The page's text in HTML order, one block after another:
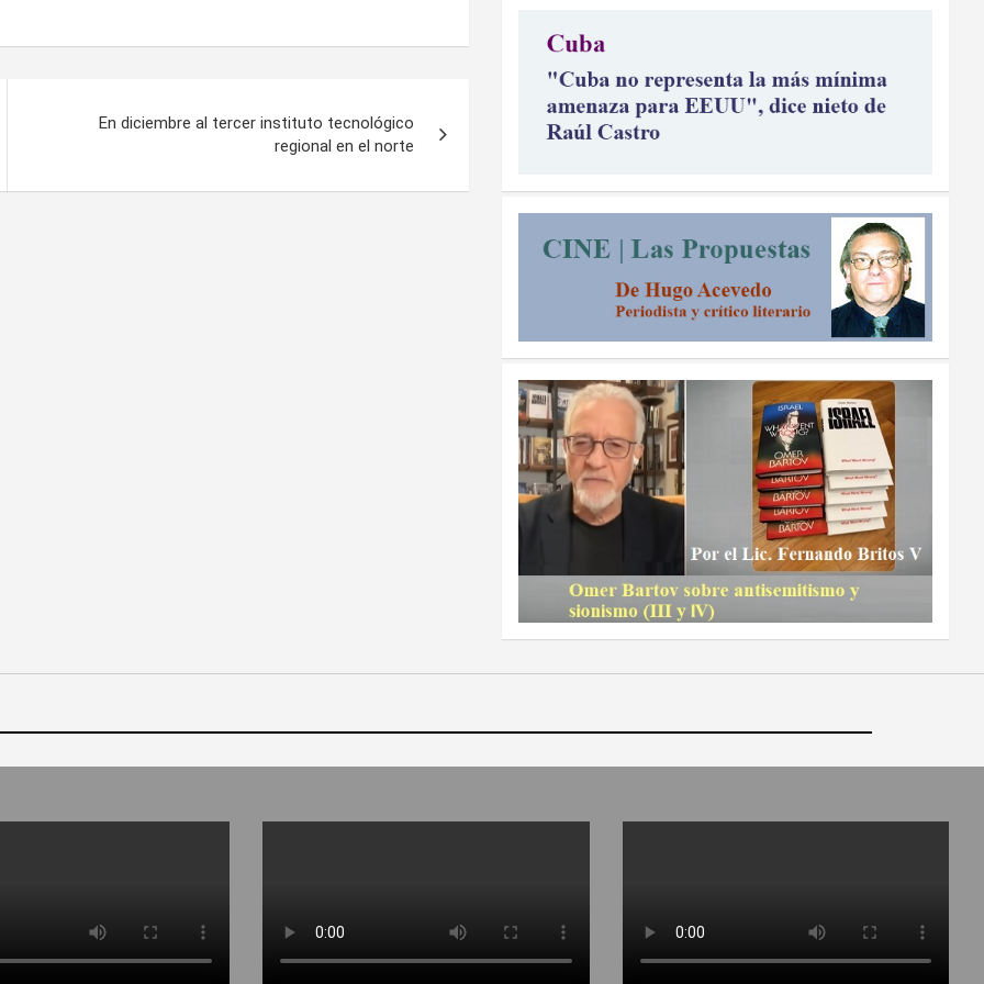
En diciembre al tercer instituto tecnológico
regional en el norte